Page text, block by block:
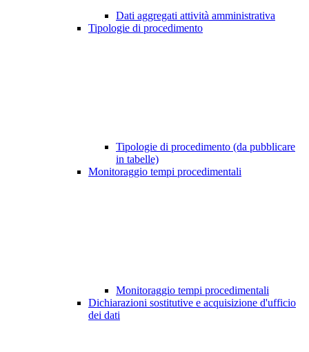
Dati aggregati attività amministrativa
Tipologie di procedimento
Tipologie di procedimento (da pubblicare
in tabelle)
Monitoraggio tempi procedimentali
Monitoraggio tempi procedimentali
Dichiarazioni sostitutive e acquisizione d'ufficio
dei dati